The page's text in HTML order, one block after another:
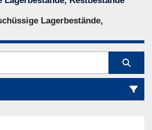
Lagerbestände,